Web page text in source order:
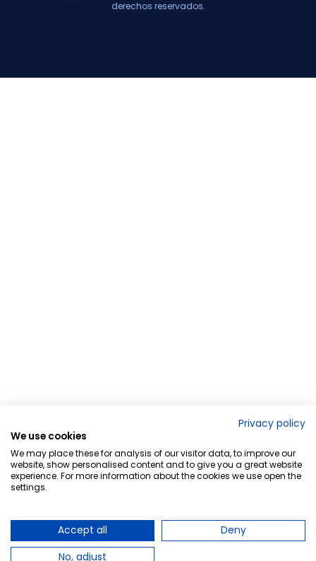
derechos reservados.
Privacy policy
We use cookies
We may place these for analysis of our visitor data, to improve our
website, show personalised content and to give you a great website
experience. For more information about the cookies we use open the
settings.
Accept all
Deny
No, adjust